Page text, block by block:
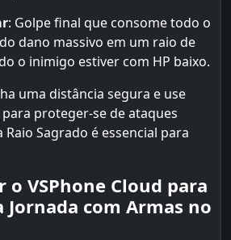
: Golpe final que consome todo o
dano massivo em um raio de
o inimigo estiver com HP baixo.
uma distância segura e use
proteger-se de ataques
Raio Sagrado é essencial para
o VSPhone Cloud para
com Armas no